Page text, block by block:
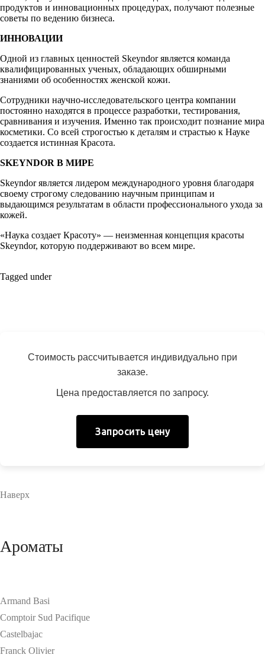
продуктов и инновационных процедурах, получают полезные
советы по ведению бизнеса.
ИННОВАЦИИ
Одной из главных ценностей Skeyndor является команда
квалифицированных ученых, обладающих обширными
знаниями об особенностях женской кожи.
Сотрудники научно-исследовательского центра компании
постоянно находятся в процессе разработки, тестирования,
сравнивания и изучения. Именно так происходит познание мира
косметики. Со всей строгостью к деталям и страстью к Науке
создается истинная Красота.
SKEYNDOR В МИРЕ
Skeyndor является лидером международного уровня благодаря
своему строгому следованию научным принципам и
выдающимся результатам в области профессионального ухода за
кожей.
«Наука создает Красоту» — неизменная концепция красоты
Skeyndor, которую поддерживают во всем мире.
Tagged under
Стоимость рассчитывается индивидуально при
заказе.
Цена предоставляется по запросу.
Запросить цену
Наверх
Ароматы
Armand Basi
Comptoir Sud Pacifique
Castelbajac
Franck Olivier